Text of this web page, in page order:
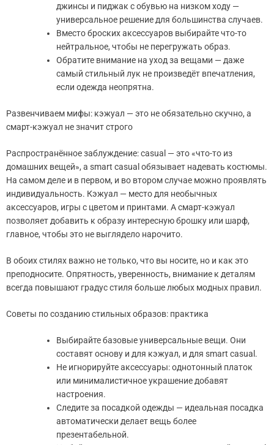
джинсы и пиджак с обувью на низком ходу —
универсальное решение для большинства случаев.
Вместо броских аксессуаров выбирайте что-то
нейтральное, чтобы не перегружать образ.
Обратите внимание на уход за вещами — даже
самый стильный лук не произведёт впечатления,
если одежда неопрятна.
Развенчиваем мифы: кэжуал — это не обязательно скучно, а
смарт-кэжуал не значит строго
Распространённое заблуждение: casual — это «что-то из
домашних вещей», а smart casual обязывает надевать костюмы.
На самом деле и в первом, и во втором случае можно проявлять
индивидуальность. Кэжуал — место для необычных
аксессуаров, игры с цветом и принтами. А смарт-кэжуал
позволяет добавить к образу интересную брошку или шарф,
главное, чтобы это не выглядело нарочито.
В обоих стилях важно не только, что вы носите, но и как это
преподносите. Опрятность, уверенность, внимание к деталям
всегда повышают градус стиля больше любых модных правил.
Советы по созданию стильных образов: практика
Выбирайте базовые универсальные вещи. Они
составят основу и для кэжуал, и для smart casual.
Не игнорируйте аксессуары: однотонный платок
или минималистичное украшение добавят
настроения.
Следите за посадкой одежды — идеальная посадка
автоматически делает вещь более
презентабельной.